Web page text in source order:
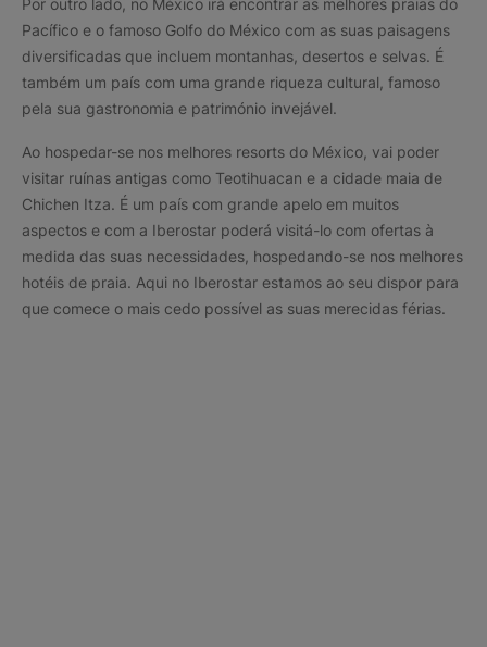
Por outro lado, no México irá encontrar as melhores praias do
Pacífico e o famoso Golfo do México com as suas paisagens
diversificadas que incluem montanhas, desertos e selvas. É
também um país com uma grande riqueza cultural, famoso
pela sua gastronomia e património invejável.
Ao hospedar-se nos melhores resorts do México, vai poder
visitar ruínas antigas como Teotihuacan e a cidade maia de
Chichen Itza. É um país com grande apelo em muitos
aspectos e com a Iberostar poderá visitá-lo com ofertas à
medida das suas necessidades, hospedando-se nos melhores
hotéis de praia. Aqui no Iberostar estamos ao seu dispor para
que comece o mais cedo possível as suas merecidas férias.